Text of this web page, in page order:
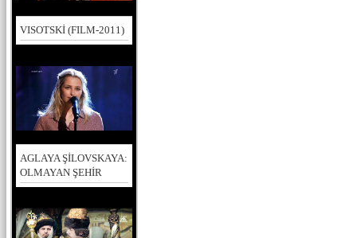
VISOTSKİ (FILM-2011)
AGLAYA ŞİLOVSKAYA:
OLMAYAN ŞEHİR